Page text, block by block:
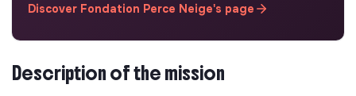
Discover Fondation Perce Neige's page
Description of the mission